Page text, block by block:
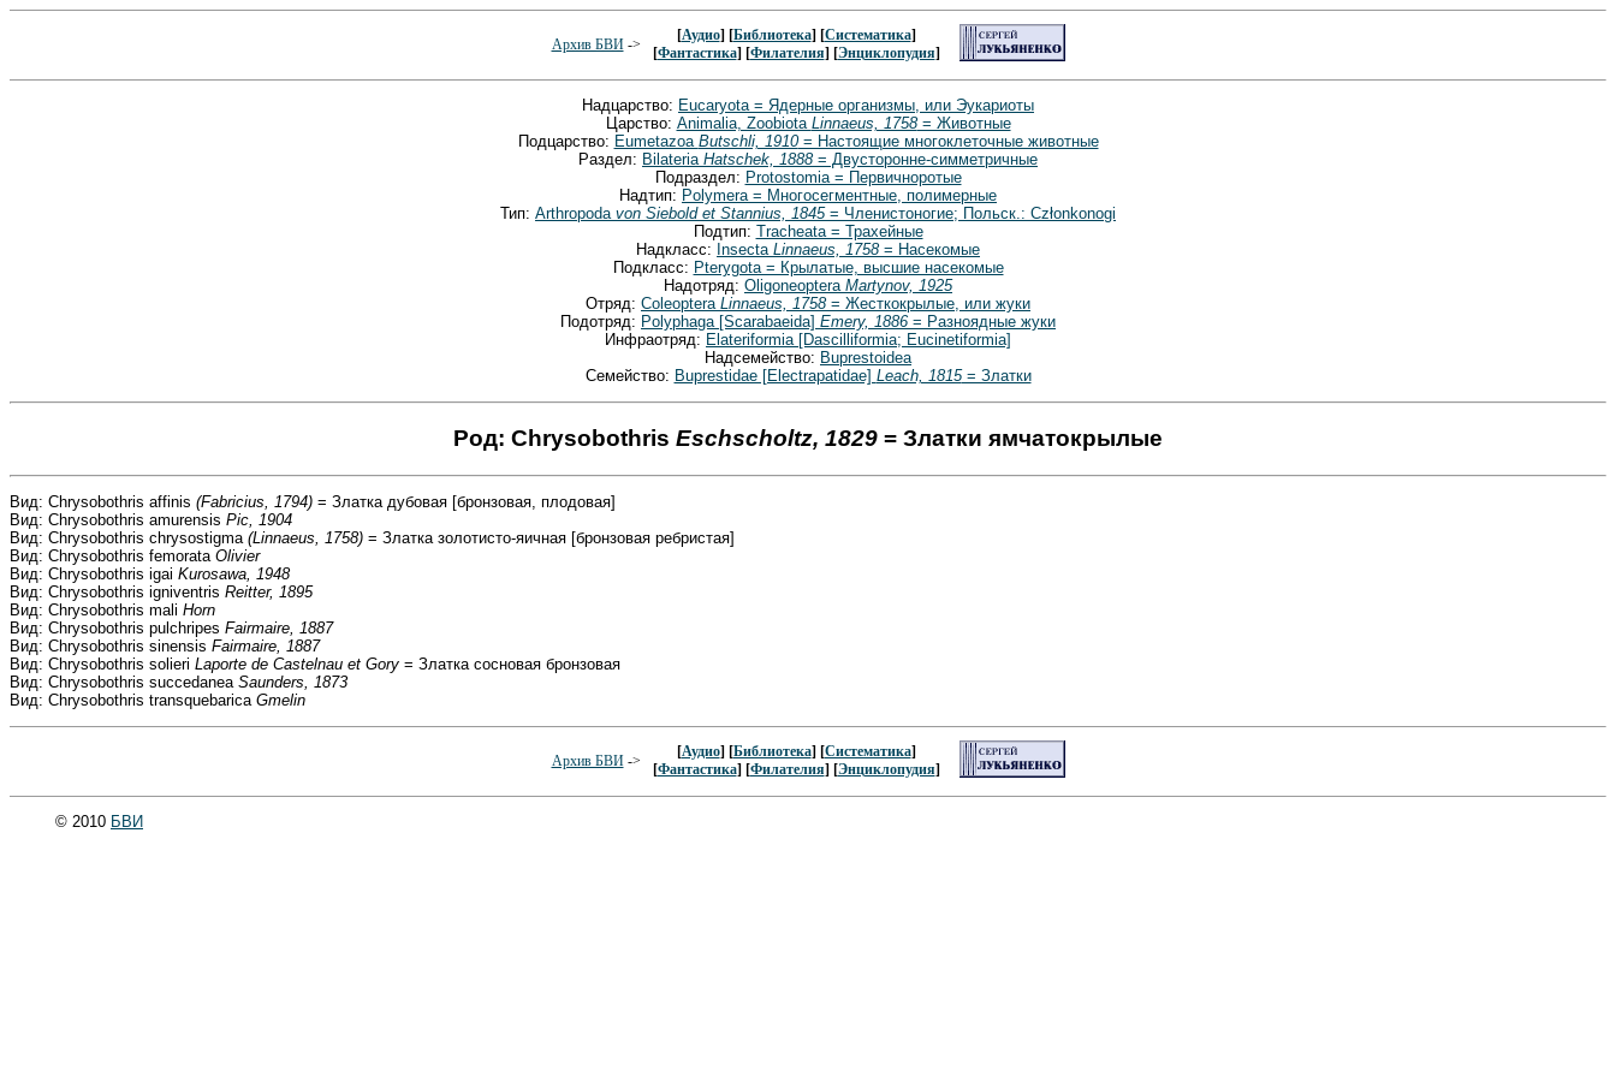
Архив БВИ->
[Аудио] [Библиотека] [Систематика]
[Фантастика] [Филателия] [Энциклопудия]
Надцарство: Eucaryota = Ядерные организмы, или Эукариоты
Царство: Animalia, Zoobiota Linnaeus, 1758= Животные
Подцарство: Eumetazoa Butschli, 1910= Настоящие многоклеточные животные
Раздел: Bilateria Hatschek, 1888= Двусторонне-симметричные
Подраздел: Protostomia = Первичноротые
Надтип: Polymera = Многосегментные, полимерные
Тип: Arthropoda von Siebold et Stannius, 1845= Членистоногие; Польск.: Członkonogi
Подтип: Tracheata = Трахейные
Надкласс: Insecta Linnaeus, 1758= Насекомые
Подкласс: Pterygota = Крылатые, высшие насекомые
Надотряд: Oligoneoptera Martynov, 1925
Отряд: Coleoptera Linnaeus, 1758= Жесткокрылые, или жуки
Подотряд: Polyphaga [Scarabaeida] Emery, 1886 = Разноядные жуки
Инфраотряд: Elateriformia [Dascilliformia; Eucinetiformia]
Надсемейство: Buprestoidea
Семейство: Buprestidae [Electrapatidae] Leach, 1815= Златки
Род: Chrysobothris Eschscholtz, 1829 = Златки ямчатокрылые
Вид: Chrysobothris affinis (Fabricius, 1794) = Златка дубовая [бронзовая, плодовая]
Вид: Chrysobothris amurensis Pic, 1904
Вид: Chrysobothris chrysostigma (Linnaeus, 1758) = Златка золотисто-яичная [бронзовая ребристая]
Вид: Chrysobothris femorata Olivier
Вид: Chrysobothris igai Kurosawa, 1948
Вид: Chrysobothris igniventris Reitter, 1895
Вид: Chrysobothris mali Horn
Вид: Chrysobothris pulchripes Fairmaire, 1887
Вид: Chrysobothris sinensis Fairmaire, 1887
Вид: Chrysobothris solieri Laporte de Castelnau et Gory = Златка сосновая бронзовая
Вид: Chrysobothris succedanea Saunders, 1873
Вид: Chrysobothris transquebarica Gmelin
Архив БВИ->
[Аудио] [Библиотека] [Систематика]
[Фантастика] [Филателия] [Энциклопудия]
© 2010 БВИ